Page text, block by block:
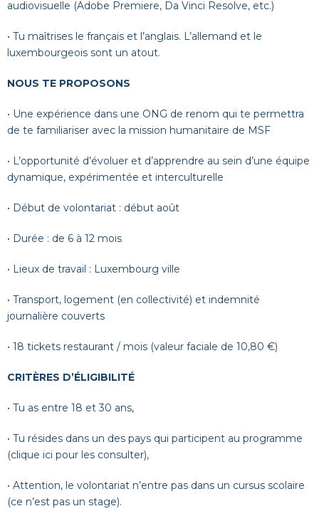
audiovisuelle (Adobe Premiere, Da Vinci Resolve, etc.)
• Tu maîtrises le français et l’anglais. L’allemand et le
luxembourgeois sont un atout.
NOUS TE PROPOSONS
• Une expérience dans une ONG de renom qui te permettra
de te familiariser avec la mission humanitaire de MSF
• L’opportunité d’évoluer et d’apprendre au sein d’une équipe
dynamique, expérimentée et interculturelle
• Début de volontariat : début août
• Durée : de 6 à 12 mois
• Lieux de travail : Luxembourg ville
• Transport, logement (en collectivité) et indemnité
journalière couverts
• 18 tickets restaurant / mois (valeur faciale de 10,80 €)
CRITÈRES D’ÉLIGIBILITÉ
• Tu as entre 18 et 30 ans,
• Tu résides dans un des pays qui participent au programme
(clique ici pour les consulter),
• Attention, le volontariat n’entre pas dans un cursus scolaire
(ce n’est pas un stage).